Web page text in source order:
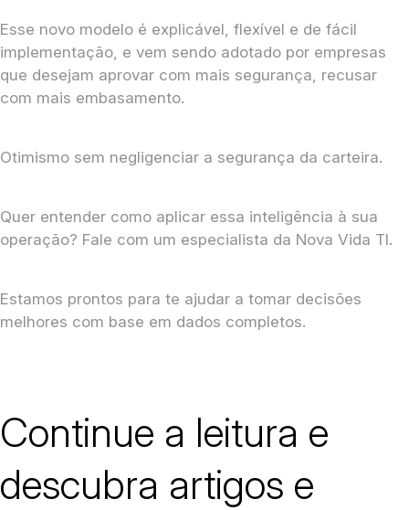
Esse novo modelo é explicável, flexível e de fácil
implementação, e vem sendo adotado por empresas
que desejam aprovar com mais segurança, recusar
com mais embasamento.
Otimismo sem negligenciar a segurança da carteira.
Quer entender como aplicar essa inteligência à sua
operação? Fale com um especialista da Nova Vida TI.
Estamos prontos para te ajudar a tomar decisões
melhores com base em dados completos.
Continue a leitura e
descubra artigos e